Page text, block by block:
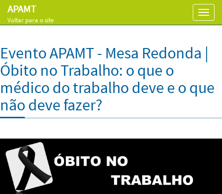
APAMT
Voltar para o site
Evento APAMT - Mesa Redonda |
Óbito no Trabalho: o que o
médico do trabalho deve e o que
não deve fazer?